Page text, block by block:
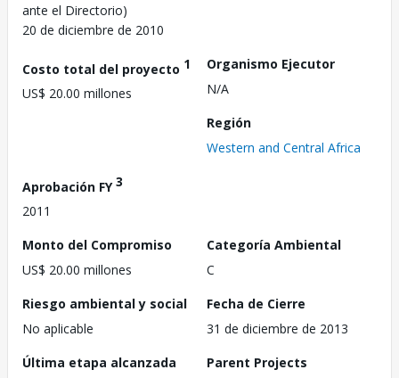
ante el Directorio)
20 de diciembre de 2010
Costo total del proyecto 1
US$ 20.00 millones
Organismo Ejecutor
N/A
Región
Western and Central Africa
Aprobación FY3
2011
Monto del Compromiso
US$ 20.00 millones
Categoría Ambiental
C
Riesgo ambiental y social
No aplicable
Fecha de Cierre
31 de diciembre de 2013
Última etapa alcanzada
Parent Projects